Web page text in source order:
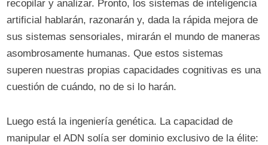
recopilar y analizar. Pronto, los sistemas de inteligencia
artificial hablarán, razonarán y, dada la rápida mejora de
sus sistemas sensoriales, mirarán el mundo de maneras
asombrosamente humanas. Que estos sistemas
superen nuestras propias capacidades cognitivas es una
cuestión de cuándo, no de si lo harán.
Luego está la ingeniería genética. La capacidad de
manipular el ADN solía ser dominio exclusivo de la élite: